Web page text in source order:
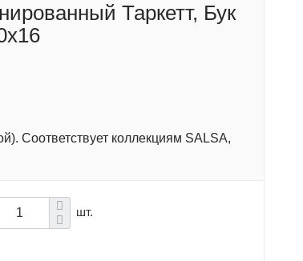
Таркетт, Бук
Соответствует коллекциям SALSA,
шт.